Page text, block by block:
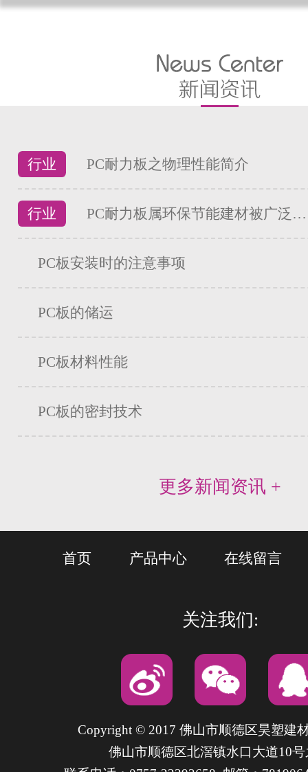
行业 PC耐力板之物理性能简介
行业 PC耐力板属环保节能建材被广泛…
PC板安装时的注意事项
PC板的储运
PC板材料性能
PC板的密封技术
更多新闻资讯 +
首页 产品中心 在线留言
关注我们:
Copyright © 2017 佛山市顺德区昊塑建
佛山市顺德区北滘镇水口大道10